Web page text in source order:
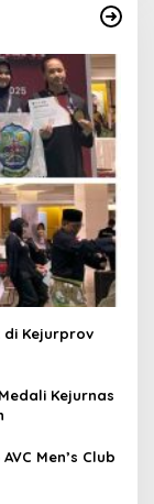
di Kejurprov
Kejurnas
Men’s Club